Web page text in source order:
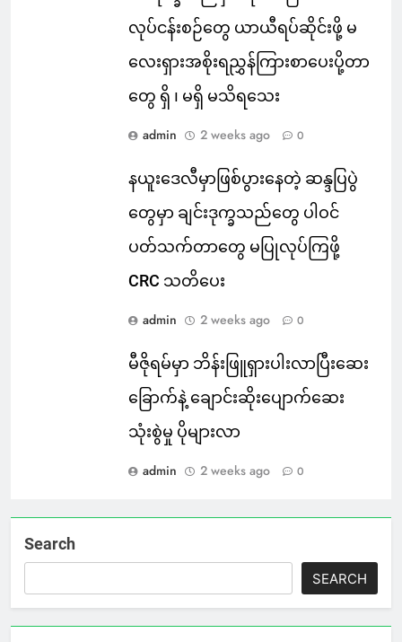
လုပ်ငန်းစဉ်တွေ ယာယီရပ်ဆိုင်းဖို့ မ
လေးရှားအစိုးရညွှန်ကြားစာပေးပို့တာ
တွေ ရှိ ၊ မရှိ မသိရသေး
admin 2 weeks ago 0
နယူးဒေလီမှာဖြစ်ပွားနေတဲ့ ဆန္ဒပြပွဲ
တွေမှာ ချင်းဒုက္ခသည်တွေ ပါဝင်
ပတ်သက်တာတွေ မပြုလုပ်ကြဖို့
CRC သတိပေး
admin 2 weeks ago 0
မီဇိုရမ်မှာ ဘိန်းဖြူရှားပါးလာပြီးဆေး
ခြောက်နဲ့ ချောင်းဆိုးပျောက်ဆေး
သုံးစွဲမှု ပိုများလာ
admin 2 weeks ago 0
Search
SEARCH